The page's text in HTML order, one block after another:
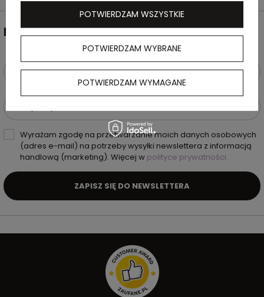
NEWSLETTER
Podaj swoje imię i nazwisko
Wyrażam zgodę na przetwarzanie moich danych osobowych
(adres e-mail) na potrzeby wysyłki newslettera z informacją
handlową (marketing). Więcej w polityce prywatności.
ZAPISZ SIĘ DO NEWSLETTERA
POTWIERDZAM WYBRANE
POTWIERDZAM WYMAGANE
POTWIERDZAM WSZYSTKIE